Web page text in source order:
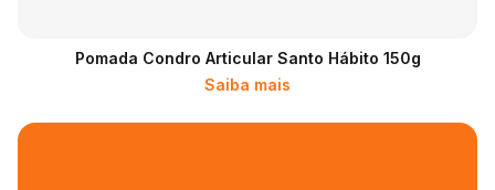
Pomada Condro Articular Santo Hábito 150g
Saiba mais